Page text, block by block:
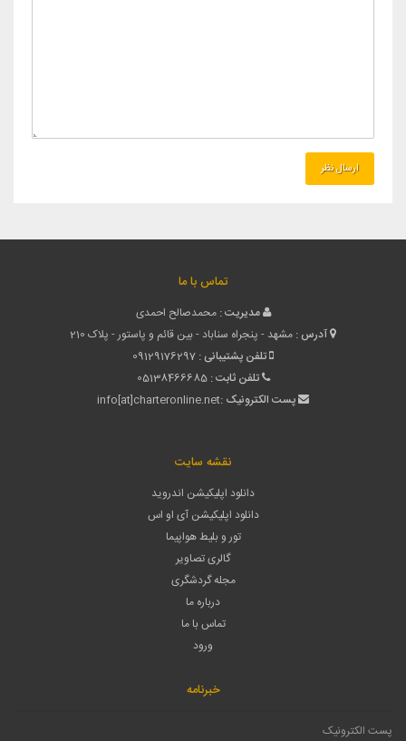
تماس با ما
مدیریت : محمدصالح احمدی
آدرس : مشهد - پنجراه سناباد - بین قائم و پاستور - پلاک 210
تلفن پشتیبانی : 09129176297
تلفن ثابت : 05138466685
پست الکترونیک :info[at]charteronline.net
نقشه سایت
دانلود اپلیکیشن اندروید
دانلود اپلیکیشن آی او اس
تور و بلیط هواپیما
گالری تصاویر
مجله گردشگری
درباره ما
تماس با ما
ورود
خبرنامه